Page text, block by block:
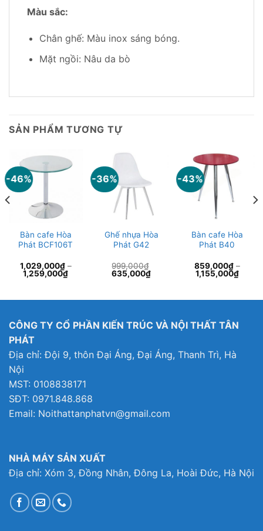
Màu sắc:
Chân ghế: Màu inox sáng bóng.
Mặt ngồi: Nâu da bò
SẢN PHẨM TƯƠNG TỰ
-46%
Bàn cafe Hòa
Phát BCF106T
1,029,000₫–
1,259,000₫
-36%
Ghế nhựa Hòa
Phát G42
999,000₫
Giá
635,000₫Giá
-43%
Bàn cafe Hòa
Phát B40
859,000₫–
1,155,000₫
CÔNG TY CỔ PHẦN KIẾN TRÚC VÀ NỘI THẤT TÂN
PHÁT
Địa chỉ: Đội 9, thôn Đại Áng, Đại Áng, Thanh Trì, Hà
Nội
MST: 0108838171
SĐT: 0971.848.868
Email: Noithattanphatvn@gmail.com
NHÀ MÁY SẢN XUẤT
Địa chỉ: Xóm 3, Đồng Nhân, Đông La, Hoài Đức, Hà Nội